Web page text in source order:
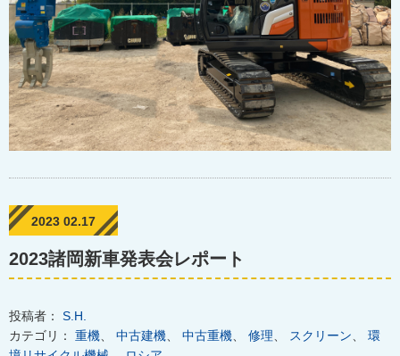
2023 02.17
2023諸岡新車発表会レポート
投稿者： S.H.
カテゴリ： 重機 中古建機 中古重機 修理 スクリーン
環